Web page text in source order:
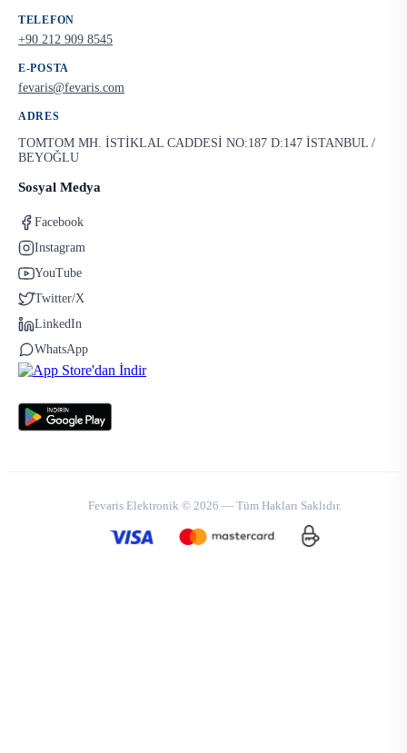
TELEFON
+90 212 909 8545
E-POSTA
fevaris@fevaris.com
ADRES
TOMTOM MH. İSTİKLAL CADDESİ NO:187 D:147 İSTANBUL /
BEYOĞLU
Sosyal Medya
Facebook
Instagram
YouTube
Twitter/X
LinkedIn
WhatsApp
Fevaris Elektronik © 2026 — Tüm Hakları Saklıdır.